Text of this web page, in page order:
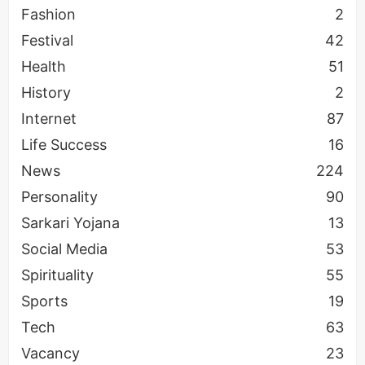
इंस्ट्रक्शन को फॉलो करें।
Fashion
2
Festival
42
Health
51
History
2
Internet
87
Life Success
16
News
224
Personality
90
Sarkari Yojana
13
Social Media
53
Spirituality
55
Sports
19
Tech
63
Vacancy
23